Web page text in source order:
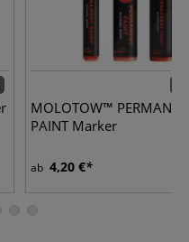
MOLOTOW™
PAINT Marker
ab 4,20 €